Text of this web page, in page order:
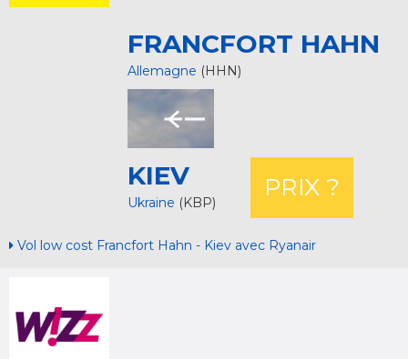
FRANCFORT HAHN
Allemagne (HHN)
KIEV
Ukraine (KBP)
PRIX ?
Vol low cost Francfort Hahn - Kiev avec Ryanair